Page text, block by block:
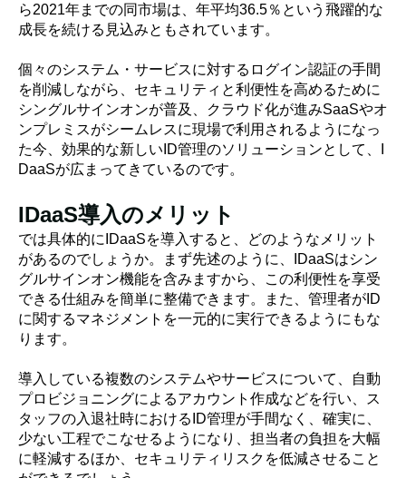
ら2021年までの同市場は、年平均36.5％という飛躍的な
成長を続ける見込みともされています。
個々のシステム・サービスに対するログイン認証の手間
を削減しながら、セキュリティと利便性を高めるために
シングルサインオンが普及、クラウド化が進みSaaSやオ
ンプレミスがシームレスに現場で利用されるようになっ
た今、効果的な新しいID管理のソリューションとして、I
DaaSが広まってきているのです。
IDaaS導入のメリット
では具体的にIDaaSを導入すると、どのようなメリット
があるのでしょうか。まず先述のように、IDaaSはシン
グルサインオン機能を含みますから、この利便性を享受
できる仕組みを簡単に整備できます。また、管理者がID
に関するマネジメントを一元的に実行できるようにもな
ります。
導入している複数のシステムやサービスについて、自動
プロビジョニングによるアカウント作成などを行い、ス
タッフの入退社時におけるID管理が手間なく、確実に、
少ない工程でこなせるようになり、担当者の負担を大幅
に軽減するほか、セキュリティリスクを低減させること